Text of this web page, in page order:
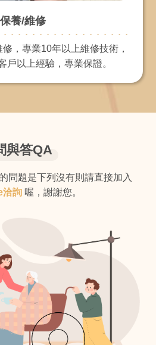
保養/維修
，專業10年以上維修技術，
戶以上經驗，專業保證。
與答QA
問題是下列沒有則請直接加入
洽詢喔，謝謝您。